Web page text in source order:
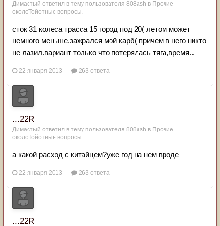
Димастый ответил в тему пользователя 808ash в Прочие
околоТойотные вопросы.
сток 31 колеса трасса 15 город под 20( летом может
немного меньше.зажрался мой карб( причем в него никто
не лазил.вариант только что потерялась тяга,время...
22 января 2013 263 ответа
...22R
Димастый ответил в тему пользователя 808ash в Прочие
околоТойотные вопросы.
а какой расход с китайцем?уже год на нем вроде
22 января 2013 263 ответа
...22R